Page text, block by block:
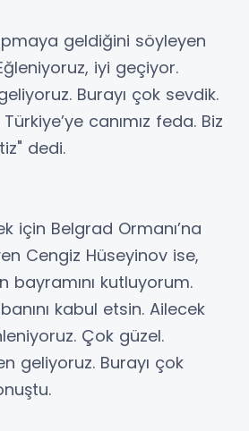
geldiğini söyleyen
iyi geçiyor.
Burayı çok sevdik.
canımız feda. Biz
dedi.
için Belgrad Ormanı’na
Cengiz Hüseyinov ise,
bayramını kutluyorum.
kabul etsin. Ailecek
Çok güzel.
geliyoruz. Burayı çok